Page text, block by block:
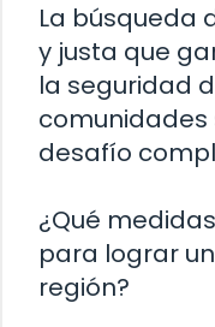
La búsqueda
y justa que
la seguridad
comunidades
desafío
¿Qué
para lograr
región?